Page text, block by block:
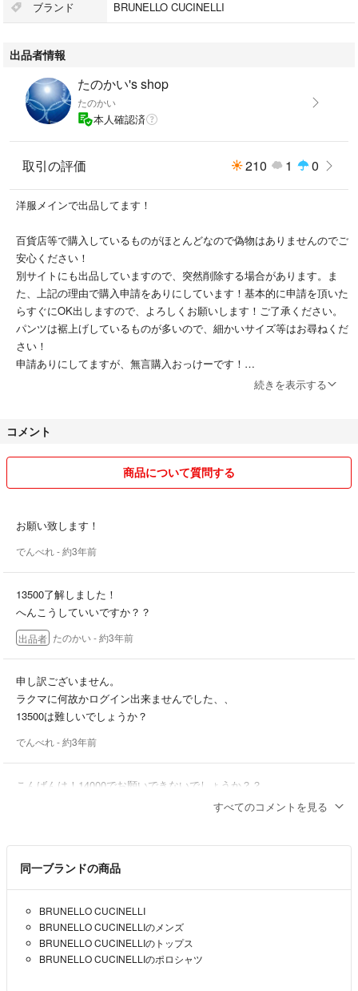
#TATRAS
#CHROMEHEARTS
#SalvatoreFerragamo
#120%LINO
#LOUISVUITTON
#GIORGIOARMANI
#GUCCI
#AURALEE
#COMMEdesGARCONS
#REPLAY
#REDCARD
#wewill
#STONEISLAND
#URU
#PACCBET
#BURBERRY
#Dolce&Gabbana
#RONHERMAN
#Dior
#SOVEREIGN
出品中！
ブランド BRUNELLO CUCINELLI
出品者情報
たのかい's shop
たのかい
本人確認済
取引の評価 210 1 0
洋服メインで出品してます！
百貨店等で購入しているものがほとんどなので偽物はありませんのでご
安心ください！
別サイトにも出品していますので、突然削除する場合があります。ま
た、上記の理由で購入申請をありにしています！基本的に申請を頂いた
らすぐにOK出しますので、よろしくお願いします！ご了承ください。
パンツは裾上げしているものが多いので、細かいサイズ等はお尋ねくだ
さい！
申請ありにしてますが、無言購入おっけーです！
トラブルは避けたいので、質問は受け付けますので、購入前によろしく
続きを表示する
コメント
商品について質問する
お願い致します！
でんべれ- 約3年前
13500了解しました！
へんこうしていいですか？？
出品者 たのかい- 約3年前
申し訳ございません。
ラクマに何故かログイン出来ませんでした、、
13500は難しいでしょうか？
でんべれ- 約3年前
こんばんは！14000でお願いできないでしょうか？？
1.2万円でお譲り頂けないでしょうか？
すべてのコメントを見る
同一ブランドの商品
BRUNELLO CUCINELLI
BRUNELLO CUCINELLIのメンズ
BRUNELLO CUCINELLIのトップス
BRUNELLO CUCINELLIのポロシャツ